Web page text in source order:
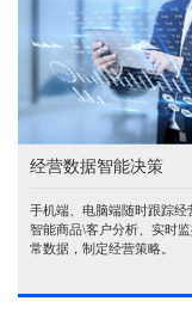
经营数据智能决策
手机端、电脑端随时跟踪经
智能商品\客户分析、实时
常数据，制定经营策略。